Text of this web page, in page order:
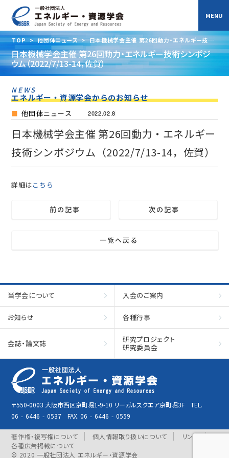
TOP > 他団体ニュース > 日本機械学会主催 第26回動力・エネルギー技術
シンポジウム（2022/7/13-14，佐賀）
日本機械学会主催 第26回動力・エネルギー技術シンポジ
ウム（2022/7/13-14，佐賀）
NEWS
エネルギー・資源学会からのお知らせ
他団体ニュース 2022.02.8
日本機械学会主催 第26回動力・エネルギー
技術シンポジウム（2022/7/13-14，佐賀）
詳細はこちら
前の記事
一覧へ戻る
次の記事
当学会について 入会のご案内
お知らせ 各種行事
会誌・論文誌
研究プロジェクト
研究委員会
〒550-0003 大阪市西区京町堀1-9-10 リーガルスクエア京町堀3F TEL.
06 - 6446 - 0537 FAX. 06 - 6446 - 0559
著作権・複写権について 個人情報取り扱いについて
リンク
各種広告掲載について
© 2020 一般社団法人 エネルギー・資源学会